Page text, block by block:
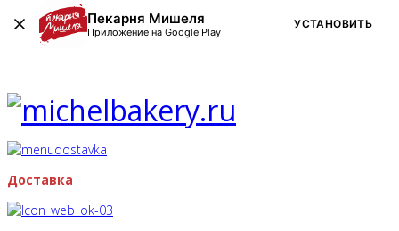
Доставка
Пекарня Мишеля
Приложение на Google Play
УСТАНОВИТЬ